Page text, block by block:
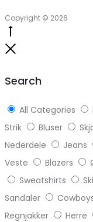
Copyright © 2026
Search
All Categories
Strik
Bluser
Nederdele
Jeans
Veste
Blazers
Sweatshirts
Sandaler
Regnjakker
Herre